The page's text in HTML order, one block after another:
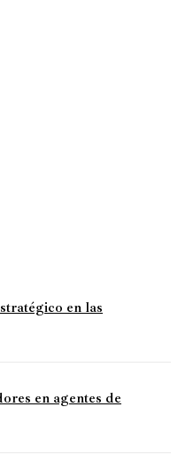
en las
en agentes de